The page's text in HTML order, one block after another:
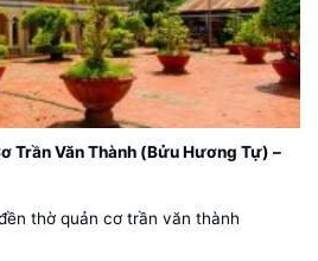
Trần Văn Thành (Bửu Hương Tự) –
thờ quản cơ trần văn thành